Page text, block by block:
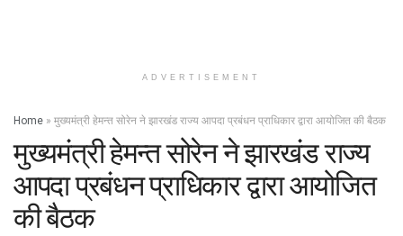
ADVERTISEMENT
Home » मुख्यमंत्री हेमन्त सोरेन ने झारखंड राज्य आपदा प्रबंधन प्राधिकार द्वारा आयोजित की बैठक
मुख्यमंत्री हेमन्त सोरेन ने झारखंड राज्य
आपदा प्रबंधन प्राधिकार द्वारा आयोजित
की बैठक